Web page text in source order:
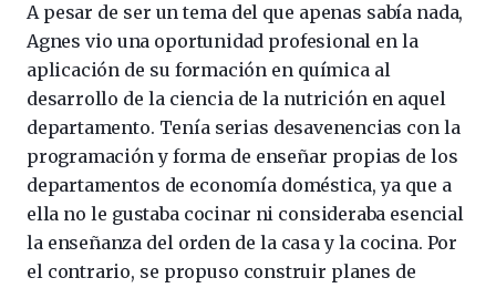
A pesar de ser un tema del que apenas sabía nada,
Agnes vio una oportunidad profesional en la
aplicación de su formación en química al
desarrollo de la ciencia de la nutrición en aquel
departamento. Tenía serias desavenencias con la
programación y forma de enseñar propias de los
departamentos de economía doméstica, ya que a
ella no le gustaba cocinar ni consideraba esencial
la enseñanza del orden de la casa y la cocina. Por
el contrario, se propuso construir planes de